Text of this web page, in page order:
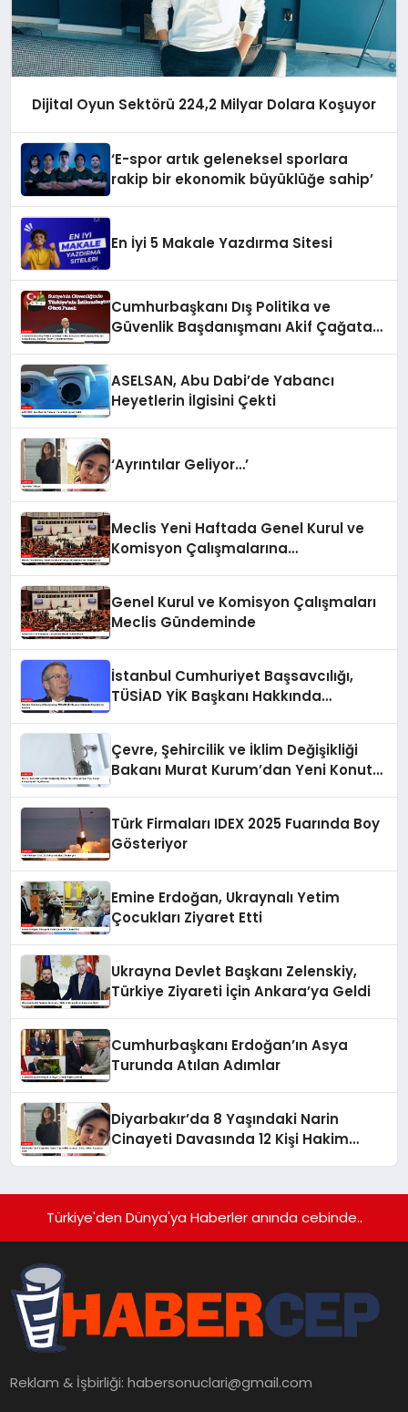
Dijital Oyun Sektörü 224,2 Milyar Dolara Koşuyor
‘E-spor artık geleneksel sporlara
rakip bir ekonomik büyüklüğe sahip’
En İyi 5 Makale Yazdırma Sitesi
Cumhurbaşkanı Dış Politika ve
Güvenlik Başdanışmanı Akif Çağatay
ASELSAN, Abu Dabi’de Yabancı
Heyetlerin İlgisini Çekti
‘Ayrıntılar Geliyor…’
Meclis Yeni Haftada Genel Kurul ve
Komisyon Çalışmalarına
Genel Kurul ve Komisyon Çalışmaları
Meclis Gündeminde
İstanbul Cumhuriyet Başsavcılığı,
TÜSİAD YİK Başkanı Hakkında
Çevre, Şehircilik ve İklim Değişikliği
Bakanı Murat Kurum’dan Yeni Konut
Türk Firmaları IDEX 2025 Fuarında Boy
Gösteriyor
Emine Erdoğan, Ukraynalı Yetim
Çocukları Ziyaret Etti
Ukrayna Devlet Başkanı Zelenskiy,
Türkiye Ziyareti İçin Ankara’ya Geldi
Cumhurbaşkanı Erdoğan’ın Asya
Turunda Atılan Adımlar
Diyarbakır’da 8 Yaşındaki Narin
Cinayeti Davasında 12 Kişi Hakim
Türkiye'den Dünya'ya Haberler anında cebinde..
Reklam & İşbirliği:habersonuclari@gmail.com